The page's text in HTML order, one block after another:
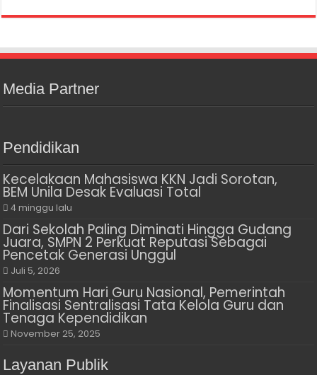
Media Partner
Pendidikan
Kecelakaan Mahasiswa KKN Jadi Sorotan,
BEM Unila Desak Evaluasi Total
4 minggu lalu
Dari Sekolah Paling Diminati Hingga Gudang
Juara, SMPN 2 Perkuat Reputasi Sebagai
Pencetak Generasi Unggul
Juli 5, 2026
Momentum Hari Guru Nasional, Pemerintah
Finalisasi Sentralisasi Tata Kelola Guru dan
Tenaga Kependidikan
November 25, 2025
Layanan Publik